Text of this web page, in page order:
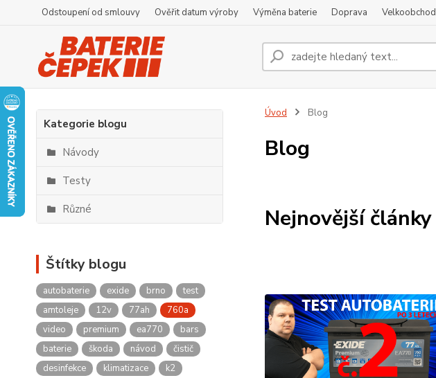
Odstoupení od smlouvy Ověřit datum výroby Výměna baterie Doprava Velkoobchod
Kategorie blogu
Návody
Testy
Různé
Štítky blogu
autobaterie exide brno
test
amtoleje
12v 77ah
760a
video
premium ea770
bars
baterie
škoda návod
čistič
desinfekce
klimatizace
k2
Úvod Blog
Blog
Nejnovější články